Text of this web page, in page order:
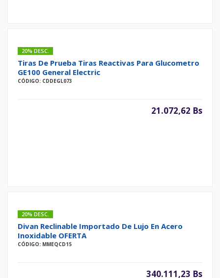
20% DESC.
Tiras De Prueba Tiras Reactivas Para Glucometro
GE100 General Electric
CÓDIGO: CDDEGL073
21.072,62 Bs
20% DESC.
Divan Reclinable Importado De Lujo En Acero
Inoxidable OFERTA
CÓDIGO: MMEQCD15
340.111,23 Bs